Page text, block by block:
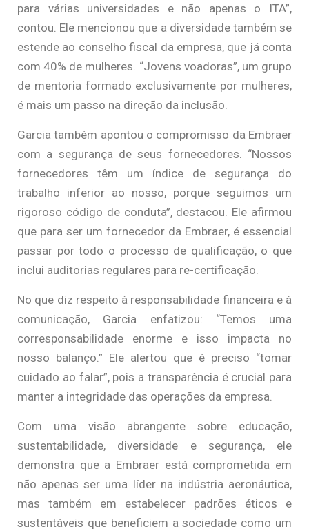
para várias universidades e não apenas o ITA”,
contou. Ele mencionou que a diversidade também se
estende ao conselho fiscal da empresa, que já conta
com 40% de mulheres. “Jovens voadoras”, um grupo
de mentoria formado exclusivamente por mulheres,
é mais um passo na direção da inclusão.
Garcia também apontou o compromisso da Embraer
com a segurança de seus fornecedores. “Nossos
fornecedores têm um índice de segurança do
trabalho inferior ao nosso, porque seguimos um
rigoroso código de conduta”, destacou. Ele afirmou
que para ser um fornecedor da Embraer, é essencial
passar por todo o processo de qualificação, o que
inclui auditorias regulares para re-certificação.
No que diz respeito à responsabilidade financeira e à
comunicação, Garcia enfatizou: “Temos uma
corresponsabilidade enorme e isso impacta no
nosso balanço.” Ele alertou que é preciso “tomar
cuidado ao falar”, pois a transparência é crucial para
manter a integridade das operações da empresa.
Com uma visão abrangente sobre educação,
sustentabilidade, diversidade e segurança, ele
demonstra que a Embraer está comprometida em
não apenas ser uma líder na indústria aeronáutica,
mas também em estabelecer padrões éticos e
sustentáveis que beneficiem a sociedade como um